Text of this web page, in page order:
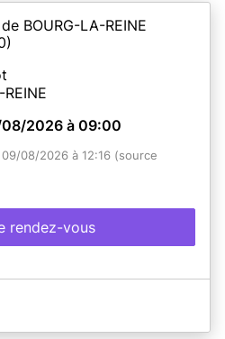
BOURG-LA-REINE
2026 à 09:00
08/2026 à 12:16 (source
rendez-vous